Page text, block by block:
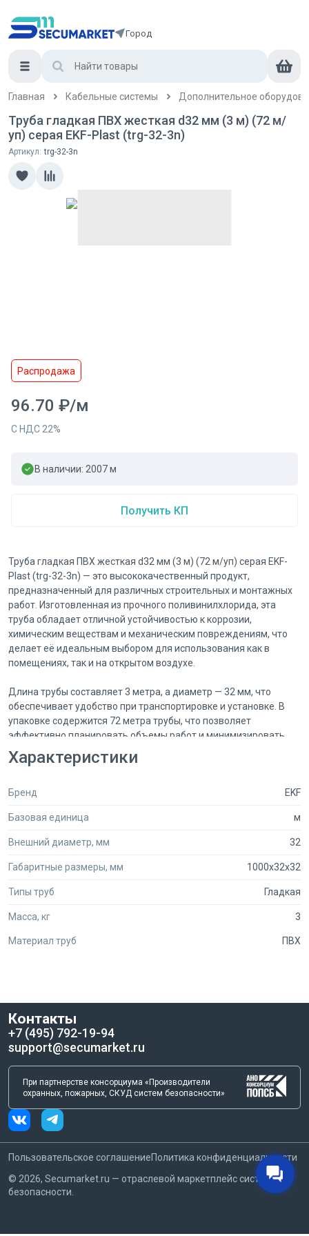
Город
Главная Кабельные системы Дополнительное
Труба гладкая ПВХ жесткая d32 мм (3 м) (72 м/
уп) серая EKF-Plast (trg-32-3n)
Артикул: trg-32-3n
Распродажа
96.70 ₽/м
С НДС 22%
В наличии: 2007м
Получить КП
Труба гладкая ПВХ жесткая d32 мм (3 м) (72 м/уп) серая EKF-
Plast (trg-32-3n) — это высококачественный продукт,
предназначенный для различных строительных и монтажных
работ. Изготовленная из прочного поливинилхлорида, эта
труба обладает отличной устойчивостью к коррозии,
химическим веществам и механическим повреждениям, что
делает её идеальным выбором для использования как в
помещениях, так и на открытом воздухе.
Длина трубы составляет 3 метра, а диаметр — 32 мм, что
обеспечивает удобство при транспортировке и установке. В
упаковке содержится 72 метра трубы, что позволяет
эффективно планировать объемы работ и минимизировать
количество соединений. Серый цвет трубы придаёт ей
современный и эстетичный вид, что особенно важно для
водоснабжения, дренажа и вентиляции. Она легко
монтируется и соединяется с другими элементами, что
значительно упрощает процесс установки. Благодаря своей
жесткости и прочности, труба сохраняет форму и не
Выбирая трубу гладкую ПВХ жесткую d32 мм от EKF-Plast, вы
проектов.
Характеристики
Бренд EKF
Базовая единица м
Внешний диаметр, мм 32
Габаритные размеры, мм 1000x32x32
Типы труб Гладкая
Масса, кг 3
Материал труб ПВХ
Контакты
+7 (495) 792-19-94
support@secumarket.ru
При партнерстве консорциума «Производители
охранных, пожарных, СКУД систем безопасности»
Пользовательское соглашениеПолитика конфиденциальности
© 2026, Secumarket.ru — отраслевой маркетплейс систем
безопасности.